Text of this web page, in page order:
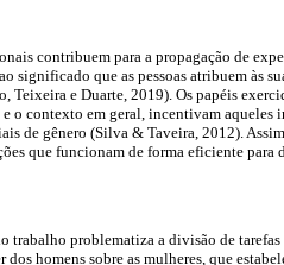
contribuem para a propagação de
que as pessoas atribuem às
e Duarte, 2019). Os papéis
o contexto em geral, incentivam aqueles
de gênero (Silva & Taveira, 2012).
que funcionam de forma eficiente para
problematiza a divisão de tarefas
homens sobre as mulheres, que